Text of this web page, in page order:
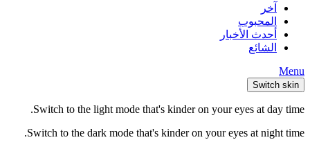
آخر
المحبوب
أحدث الأخبار
الشائع
Menu
Switch skin
Switch to the light mode that's kinder on your eyes at day time.
Switch to the dark mode that's kinder on your eyes at night time.